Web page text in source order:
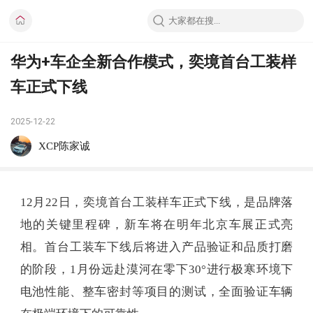
华为+车企全新合作模式，奕境首台工装样
车正式下线
2025-12-22
XCP陈家诚
12月22日，奕境首台工装样车正式下线，是品牌落
地的关键里程碑，新车将在明年北京车展正式亮
相。首台工装车下线后将进入产品验证和品质打磨
的阶段，1月份远赴漠河在零下30°进行极寒环境下
电池性能、整车密封等项目的测试，全面验证车辆